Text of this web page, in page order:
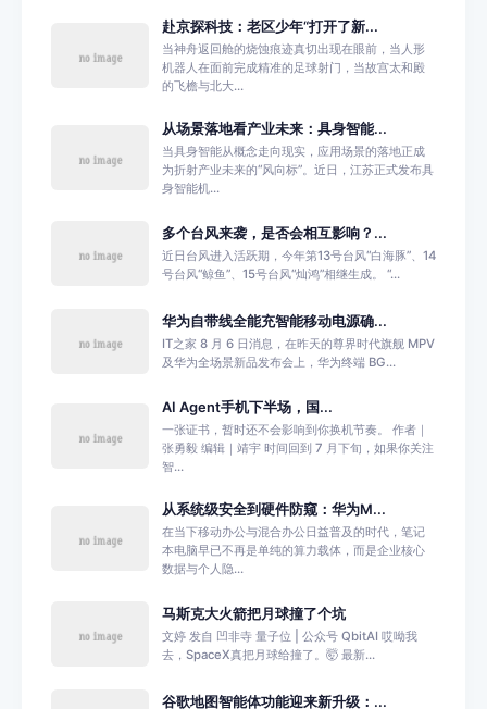
赴京探科技：老区少年“打开了新...
当神舟返回舱的烧蚀痕迹真切出现在眼前，当人形
机器人在面前完成精准的足球射门，当故宫太和殿
的飞檐与北大...
从场景落地看产业未来：具身智能...
当具身智能从概念走向现实，应用场景的落地正成
为折射产业未来的“风向标”。近日，江苏正式发布具
身智能机...
多个台风来袭，是否会相互影响？...
近日台风进入活跃期，今年第13号台风“白海豚”、14
号台风“鲸鱼”、15号台风“灿鸿”相继生成。 “...
华为自带线全能充智能移动电源确...
IT之家 8 月 6 日消息，在昨天的尊界时代旗舰 MPV
及华为全场景新品发布会上，华为终端 BG...
AI Agent手机下半场，国...
一张证书，暂时还不会影响到你换机节奏。 作者｜
张勇毅 编辑｜靖宇 时间回到 7 月下旬，如果你关注
智...
从系统级安全到硬件防窥：华为M...
在当下移动办公与混合办公日益普及的时代，笔记
本电脑早已不再是单纯的算力载体，而是企业核心
数据与个人隐...
马斯克大火箭把月球撞了个坑
文婷 发自 凹非寺 量子位 | 公众号 QbitAI 哎呦我
去，SpaceX真把月球给撞了。🤯 最新...
谷歌地图智能体功能迎来新升级：...